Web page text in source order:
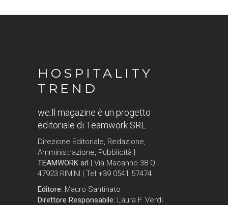
HOSPITALITY
TREND
we:ll magazine è un progetto
editoriale di Teamwork SRL
Direzione Editoriale, Redazione,
Amministrazione, Pubblicità |
TEAMWORK srl | Via Macanno 38 Q |
47923 RIMINI | Tel +39 0541 57474
Editore: Mauro Santinato
Direttore Responsabile: Laura F. Verdi